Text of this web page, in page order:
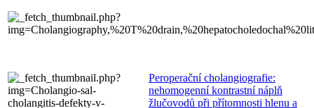
Peroperační cholangiografie:
nehomogenní kontrastní náplň
žlučovodů při přítomnosti hlenu a